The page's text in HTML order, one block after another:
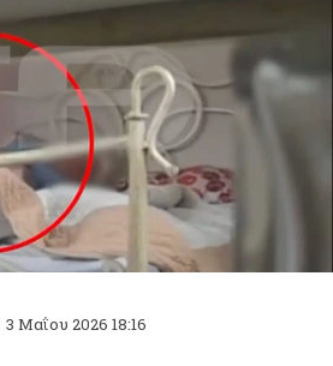
3 Μαΐου 2026 18:16